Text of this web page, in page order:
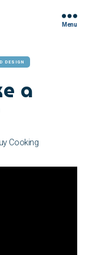
Menu
DESIGN
a
Cooking